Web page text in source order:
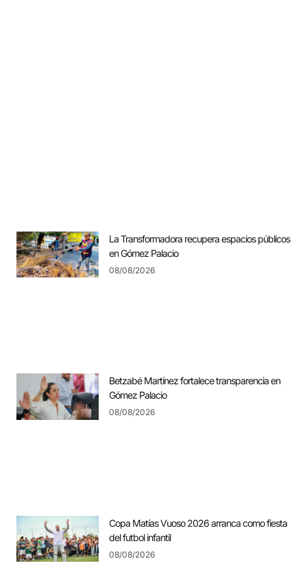
La Transformadora recupera espacios públicos
en Gómez Palacio
08/08/2026
Betzabé Martínez fortalece transparencia en
Gómez Palacio
08/08/2026
Copa Matías Vuoso 2026 arranca como fiesta
del futbol infantil
08/08/2026